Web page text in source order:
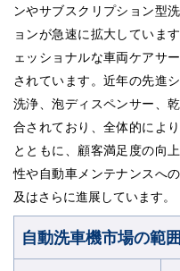
ンやサブスクリプション型
ョンが急速に拡大していま
ェッショナルな車両ケアサ
されています。近年の先進
洗浄、泡ディスペンサー、
合されており、全体的によ
とともに、顧客満足度の向
性や自動車メンテナンスへ
及はさらに進展しています。
自動洗車機市場の範囲